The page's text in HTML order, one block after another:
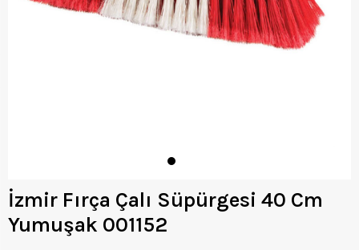
İzmir Fırça Çalı Süpürgesi 40 Cm
Yumuşak 001152